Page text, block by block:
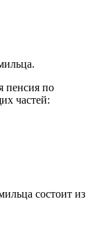
пенсия по
частей:
состоит из